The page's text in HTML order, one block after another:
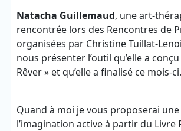
Natacha Guillemaud, une art-
rencontrée lors des Rencontres de
organisées par Christine Tuillat-
nous présenter l’outil qu’elle a conçu
Rêver » et qu’elle a finalisé ce mois-ci.
Quand à moi je vous proposerai
l’imagination active à partir du Livre